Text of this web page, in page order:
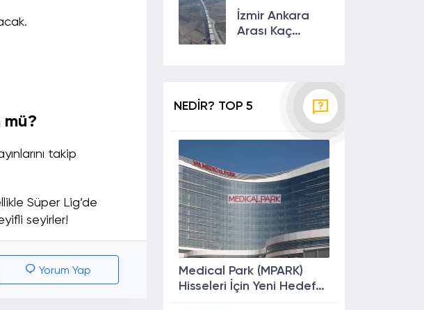
mü?
takip
Süper Lig’de
seyirler!
Yorum Yap
Sunulan Son
Özellikler 2024
İzmir Ankara
Arası Kaç
NEDİR? TOP 5
Medical Park (MPARK)
Hisseleri İçin Yeni Hedef